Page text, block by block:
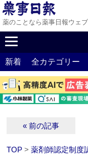
薬のことなら薬事日報ウェ
新着 全カテゴリー
« 前の記事
TOP >薬剤師認定制度